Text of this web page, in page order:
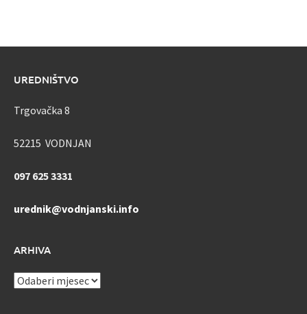
UREDNIŠTVO
Trgovačka 8
52215 VODNJAN
097 625 3331
urednik@vodnjanski.info
ARHIVA
ARHIVA